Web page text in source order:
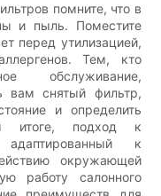
помните, что в
и пыль. Поместите
перед утилизацией,
Тем, кто
обслуживание,
вам снятый фильтр,
и определить
итоге, подход к
адаптированный к
окружающей
работу салонного